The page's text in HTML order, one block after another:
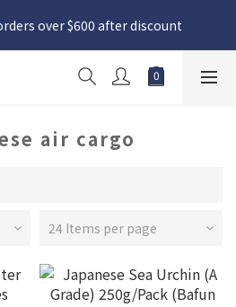
定；如想在 8 月 11 日至 8 月 15 日收
於 8 月 10 日前落單
over $600 after discount
定；如想在 8 月 11 日至 8 月 15 日收
必於 8 月 10 日前落單
air cargo
24 Items per page